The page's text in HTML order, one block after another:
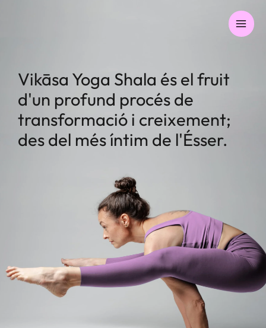
Vikāsa Yoga Shala és el fruit
d'un profund procés de
transformació i creixement;
des del més íntim de l'Ésser.